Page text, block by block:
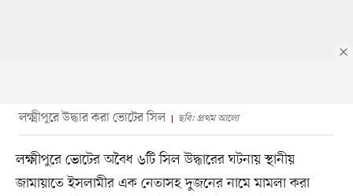
লক্ষ্মীপুরে উদ্ধার করা ভোটের সিল ছবি: প্রথম আলো
লক্ষ্মীপুরে ভোটের অবৈধ ৬টি সিল উদ্ধারের ঘটনায় স্থানীয়
জামায়াতে ইসলামীর এক নেতাসহ দুজনের নামে মামলা করা